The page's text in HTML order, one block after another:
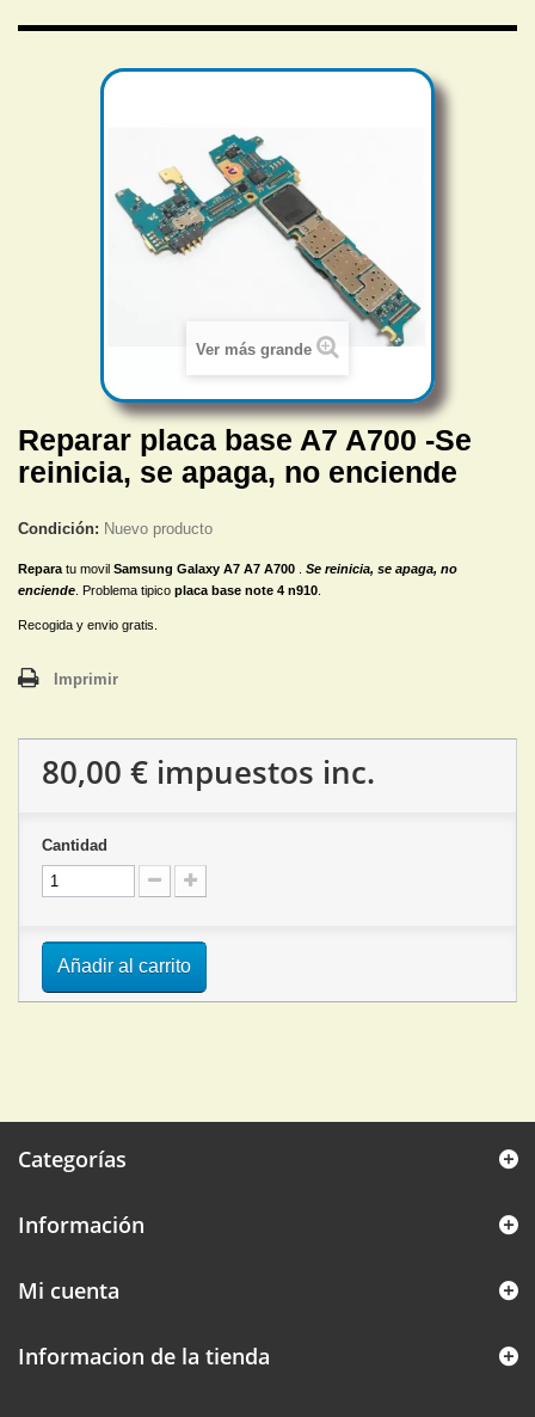
Ver más grande
Reparar placa base A7 A700 -Se
reinicia, se apaga, no enciende
Condición: Nuevo producto
Repara tu movil Samsung Galaxy A7 A7 A700
Se reinicia, se apaga, no
enciende . Problema tipico placa base note 4 n910
Recogida y envio gratis.
Imprimir
80,00 € impuestos inc.
Cantidad
Añadir al carrito
Categorías
Información
Mi cuenta
Informacion de la tienda